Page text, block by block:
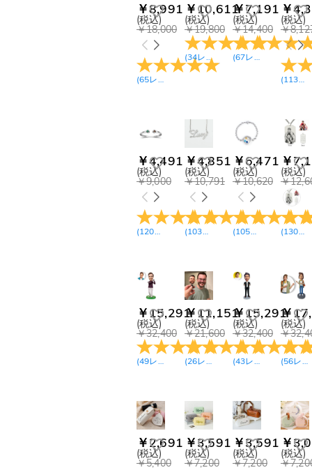
￥8,991
(税込)
￥18,000
(65レビュー
￥10,611
(税込)
￥19,800
(34レビュー )
￥7,191
(税込)
￥14,400
(67レビュー
￥
(税込)
￥
(113レ
￥4,491
(税込)
￥9,000
(120レビュー)
￥4,851
(税込)
￥10,791
(103レビュー)
￥6,471
(税込)
￥10,620
(105レビュー)
￥
(税込)
￥
(130レ
￥15,291
(税込)
￥32,400
(49レビュー )
￥11,151
(税込)
￥21,600
(26レビュー )
￥15,291
(税込)
￥32,400
(43レビュー )
￥
(税込)
￥
(56レビュー
￥2,691
(税込)
￥5,400
￥3,591
(税込)
￥7,200
￥3,591
(税込)
￥7,200
￥
(税込)
￥